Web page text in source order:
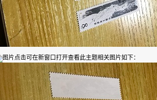
此主题相关图片如下：